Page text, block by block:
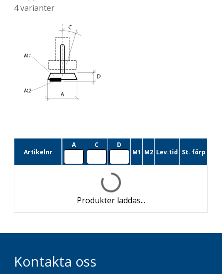
4varianter
Artikelnr
A C
D
M1 M2 Lev.tid St. förp
Produkter laddas...
Kontakta oss